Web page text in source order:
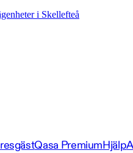
i Skellefteå
Qasa PremiumHjälp